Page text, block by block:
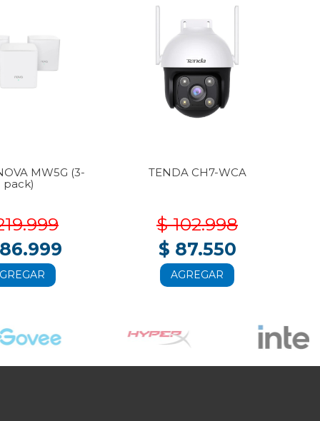
MW5G (3-
pack)
TENDA CH7-WCA
$ 102.998
$ 87.550
AGREGAR